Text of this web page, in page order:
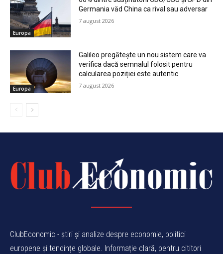
Europa
Germania văd China ca rival sau adversar
7 august 2026
Europa
Galileo pregătește un nou sistem care va
verifica dacă semnalul folosit pentru
calcularea poziției este autentic
7 august 2026
ClubEconomic - știri și analize despre economie, politici
europene și tendințe globale. Informație clară, pentru cititori